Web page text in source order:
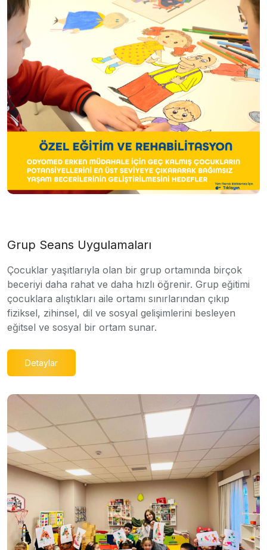
Grup Seans Uygulamaları
Çocuklar yaşıtlarıyla olan bir grup ortamında birçok
beceriyi daha rahat ve daha hızlı öğrenir. Grup eğitimi
çocuklara alıştıkları aile ortamı sınırlarından çıkıp
fiziksel, zihinsel, dil ve sosyal gelişimlerini besleyen
eğitsel ve sosyal bir ortam sunar.
Detaylar